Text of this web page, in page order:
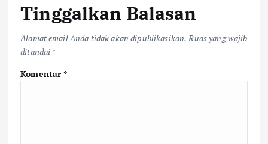
Tinggalkan Balasan
Alamat email Anda tidak akan dipublikasikan. Ruas yang wajib
ditandai *
Komentar*